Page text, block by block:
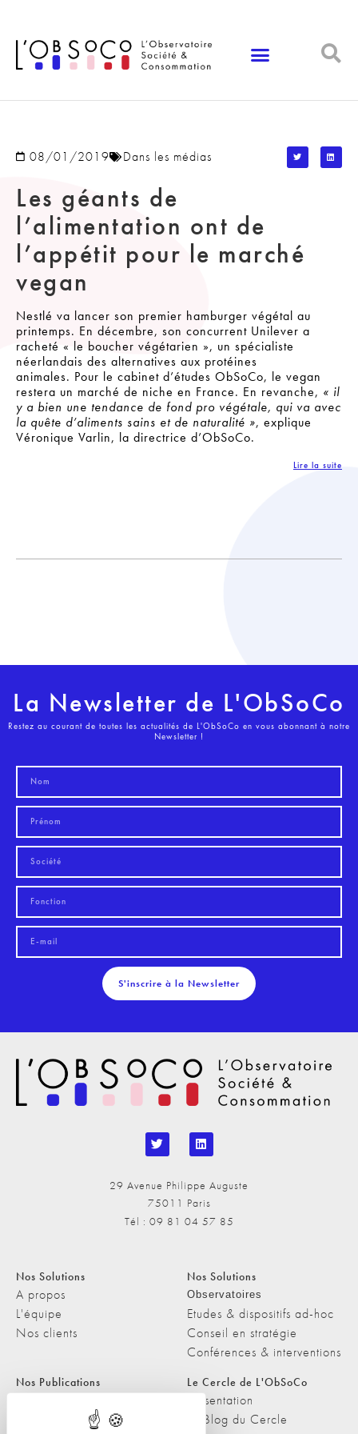
08/01/2019 Dans les médias
Les géants de
l’alimentation ont de
l’appétit pour le marché
vegan
Nestlé va lancer son premier hamburger végétal au
printemps. En décembre, son concurrent Unilever a
racheté « le boucher végétarien », un spécialiste
néerlandais des alternatives aux protéines
animales. Pour le cabinet d’études ObSoCo, le vegan
restera un marché de niche en France. En revanche, « il
y a bien une tendance de fond pro végétale, qui va avec
la quête d’aliments sains et de naturalité », explique
Véronique Varlin, la directrice d’ObSoCo.
Lire la suite
La Newsletter de L'ObSoCo
Restez au courant de toutes les actualités de L'ObSoCo en vous abonnant à notre
Newsletter !
S'inscrire à la Newsletter
29 Avenue Philippe Auguste
75011 Paris
Tél : 09 81 04 57 85
Nos Solutions
A propos
L'équipe
Nos clients
Nos Solutions
Observatoires
Etudes & dispositifs ad-hoc
Conseil en stratégie
Conférences & interventions
Nos Publications
Les Podcasts de L'ObSoCo
Le Cercle de L'ObSoCo
Présentation
Le Blog du Cercle